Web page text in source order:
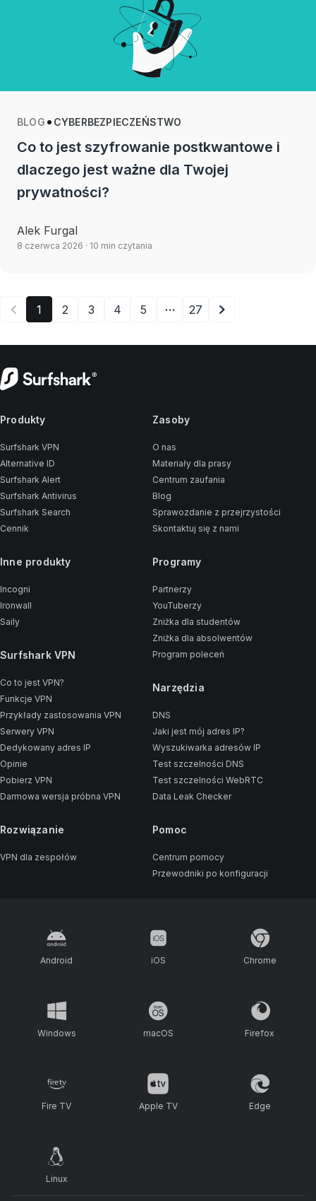
BLOG CYBERBEZPIECZEŃSTWO
Co to jest szyfrowanie postkwantowe i
dlaczego jest ważne dla Twojej
prywatności?
Alek Furgal
8 czerwca 2026 · 10 min czytania
1 2 3 4 5 … 27
Produkty
Surfshark VPN
Alternative ID
Surfshark Alert
Surfshark Antivirus
Surfshark Search
Cennik
Inne produkty
Incogni
Ironwall
Saily
Surfshark VPN
Co to jest VPN?
Funkcje VPN
Przykłady zastosowania VPN
Serwery VPN
Dedykowany adres IP
Opinie
Pobierz VPN
Darmowa wersja próbna VPN
Rozwiązanie
VPN dla zespołów
Zasoby
O nas
Materiały dla prasy
Centrum zaufania
Blog
Sprawozdanie z przejrzystości
Skontaktuj się z nami
Programy
Partnerzy
YouTuberzy
Zniżka dla studentów
Zniżka dla absolwentów
Program poleceń
Narzędzia
DNS
Jaki jest mój adres IP?
Wyszukiwarka adresów IP
Test szczelności DNS
Test szczelności WebRTC
Data Leak Checker
Pomoc
Centrum pomocy
Przewodniki po konfiguracji
Android iOS Chrome
Windows macOS Firefox
Fire TV Apple TV Edge
Linux